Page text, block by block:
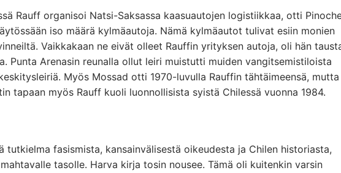
Rauff organisoi Natsi-Saksassa kaasuautojen logistiikkaa, otti
iso määrä kylmäautoja. Nämä kylmäautot tulivat esiin monien
Vaikkakaan ne eivät olleet Rauffin yrityksen autoja, oli hän
Punta Arenasin reunalla ollut leiri muistutti muiden vangitsemistiloista
Myös Mossad otti 1970-luvulla Rauffin tähtäimeensä, mutta
tapaan myös Rauff kuoli luonnollisista syistä Chilessä vuonna 1984.
fasismista, kansainvälisestä oikeudesta ja Chilen historiasta,
mahtavalle tasolle. Harva kirja tosin nousee. Tämä oli kuitenkin varsin